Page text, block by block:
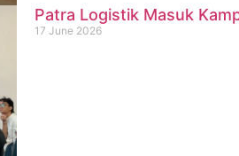
Patra Logistik Masuk
17 June 2026